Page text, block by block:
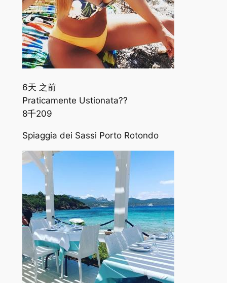
6天 之前
Praticamente Ustionata??
8千209
Spiaggia dei Sassi Porto Rotondo